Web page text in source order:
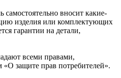
самостоятельно вносит какие-
изделия или комплектующих
гарантии на детали,
всеми правами,
защите прав потребителей».